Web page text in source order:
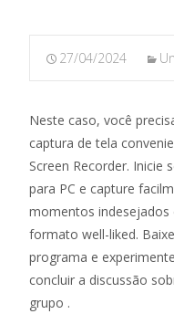
27/04/2024
Neste caso, você
captura de tela
Screen Recorder. Inicie
para PC e capture
momentos indesejados
formato well-liked.
programa e
concluir a discussão
grupo .